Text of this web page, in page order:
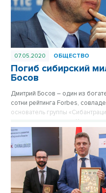
07.05.2020 ОБЩЕСТВО
Погиб сибирский
Босов
Дмитрий Босов – один из
сотни рейтинга Forbes,
основатель группы
подмосковном доме. Компании
значительную роль в